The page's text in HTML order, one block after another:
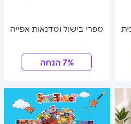
ספרי בישול וסדנאות אפייה
7% הנחה